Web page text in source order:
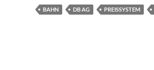
BAHN DB AG PREISSYSTEM